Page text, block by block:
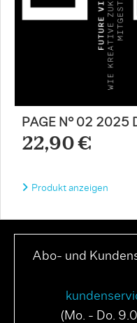
PAGE N° 02 2025
22,90 €
Produkt anzeigen
Abo- und
(Mo. - Do.